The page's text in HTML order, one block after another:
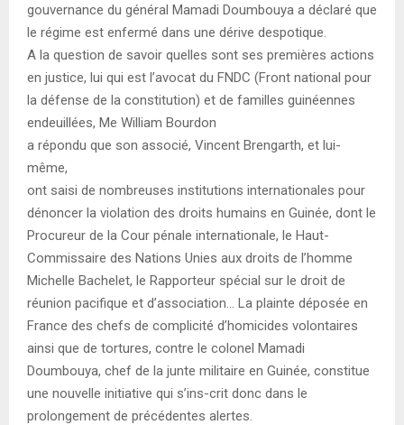
gouvernance du général Mamadi Doumbouya a déclaré que
le régime est enfermé dans une dérive despotique.
A la question de savoir quelles sont ses premières actions
en justice, lui qui est l’avocat du FNDC (Front national pour
la défense de la constitution) et de familles guinéennes
endeuillées, Me William Bourdon
a répondu que son associé, Vincent Brengarth, et lui-
même,
ont saisi de nombreuses institutions internationales pour
dénoncer la violation des droits humains en Guinée, dont le
Procureur de la Cour pénale internationale, le Haut-
Commissaire des Nations Unies aux droits de l’homme
Michelle Bachelet, le Rapporteur spécial sur le droit de
réunion pacifique et d’association… La plainte déposée en
France des chefs de complicité d’homicides volontaires
ainsi que de tortures, contre le colonel Mamadi
Doumbouya, chef de la junte militaire en Guinée, constitue
une nouvelle initiative qui s’ins-crit donc dans le
prolongement de précédentes alertes.